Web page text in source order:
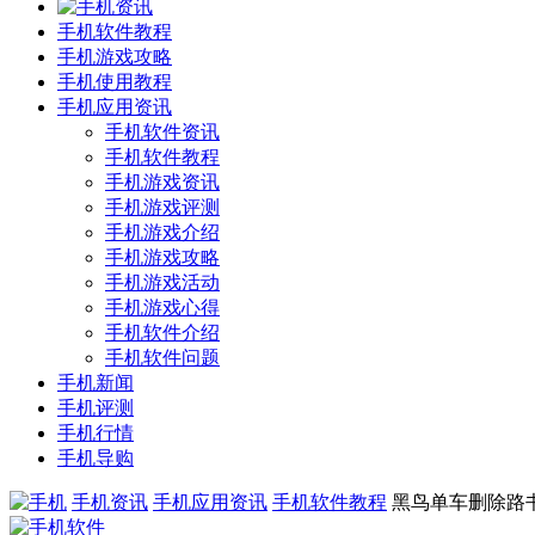
手机软件教程
手机游戏攻略
手机使用教程
手机应用资讯
手机软件资讯
手机软件教程
手机游戏资讯
手机游戏评测
手机游戏介绍
手机游戏攻略
手机游戏活动
手机游戏心得
手机软件介绍
手机软件问题
手机新闻
手机评测
手机行情
手机导购
手机资讯 手机应用资讯 手机软件教程 黑鸟单车删除路